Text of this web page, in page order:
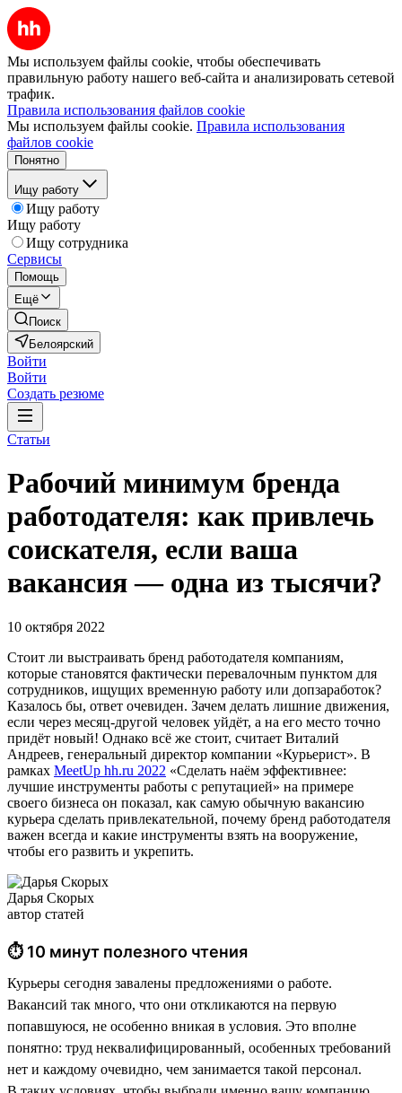
Мы используем файлы cookie, чтобы обеспечивать
правильную работу нашего веб-сайта и анализировать сетевой
трафик.
Правила использования файлов cookie
Мы используем файлы cookie. Правила использования
файлов cookie
Понятно
Ищу работу
Ищу работу
Ищу работу
Ищу сотрудника
Сервисы
Помощь
Ещё
Поиск
Белоярский
Войти
Войти
Создать резюме
Статьи
Рабочий минимум бренда
работодателя: как привлечь
соискателя, если ваша
вакансия — одна из тысячи?
10 октября 2022
Стоит ли выстраивать бренд работодателя компаниям,
которые становятся фактически перевалочным пунктом для
сотрудников, ищущих временную работу или допзаработок?
Казалось бы, ответ очевиден. Зачем делать лишние движения,
если через месяц-другой человек уйдёт, а на его место точно
придёт новый! Однако всё же стоит, считает Виталий
Андреев, генеральный директор компании «Курьерист». В
рамках MeetUp hh.ru 2022 «Сделать наём эффективнее:
лучшие инструменты работы с репутацией» на примере
своего бизнеса он показал, как самую обычную вакансию
курьера сделать привлекательной, почему бренд работодателя
важен всегда и какие инструменты взять на вооружение,
чтобы его развить и укрепить.
Дарья Скорых
автор статей
⏱ 10 минут полезного чтения
Курьеры сегодня завалены предложениями о работе.
Вакансий так много, что они откликаются на первую
попавшуюся, не особенно вникая в условия. Это вполне
понятно: труд неквалифицированный, особенных требований
нет и каждому очевидно, чем занимается такой персонал.